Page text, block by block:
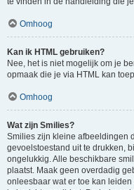
Omhoog
Kan ik HTML gebruiken?
Nee, het is niet mogelijk om je
opmaak die je via HTML kan
Omhoog
Wat zijn Smilies?
Smilies zijn kleine afbeeldingen
gevoelstoestand uit te drukken,
ongelukkig. Alle beschikbare
plaatst. Maak geen overdadig
onleesbaar wat er toe kan